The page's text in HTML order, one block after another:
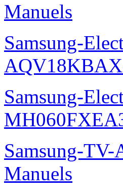
Manuels
Samsung-
Samsung-
Samsung-
Manuels